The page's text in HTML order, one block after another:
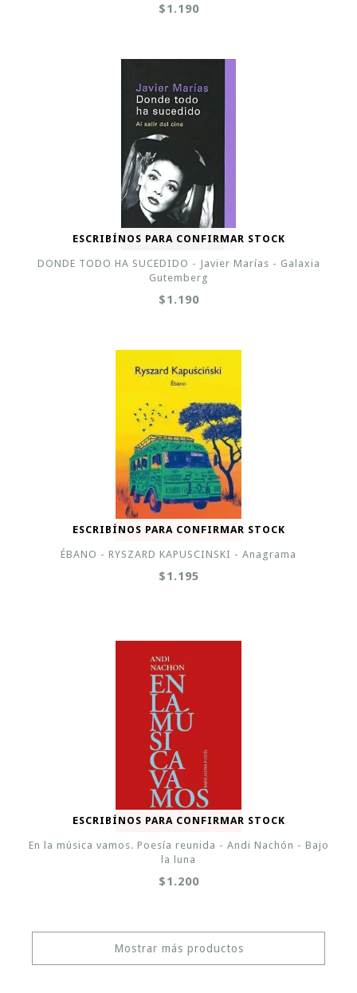
$1.190
ESCRIBÍNOS PARA CONFIRMAR STOCK
DONDE TODO HA SUCEDIDO - Javier Marías - Galaxia
Gutemberg
$1.190
ESCRIBÍNOS PARA CONFIRMAR STOCK
ÉBANO - RYSZARD KAPUSCINSKI - Anagrama
$1.195
ESCRIBÍNOS PARA CONFIRMAR STOCK
En la música vamos. Poesía reunida - Andi Nachón - Bajo
la luna
$1.200
Mostrar más productos